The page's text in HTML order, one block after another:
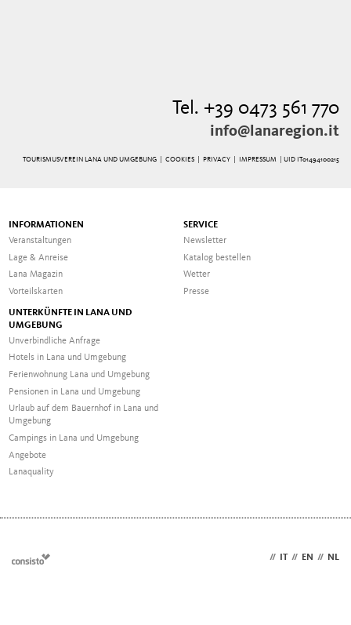
Tel. +39 0473 561 770
info@lanaregion.it
TOURISMUSVEREIN LANA UND UMGEBUNG | COOKIES| PRIVACY| IMPRESSUM | UID IT01494100215
INFORMATIONEN
Veranstaltungen
Lage & Anreise
Lana Magazin
Vorteilskarten
SERVICE
Newsletter
Katalog bestellen
Wetter
Presse
UNTERKÜNFTE IN LANA UND
UMGEBUNG
Unverbindliche Anfrage
Hotels in Lana und Umgebung
Ferienwohnung Lana und Umgebung
Pensionen in Lana und Umgebung
Urlaub auf dem Bauernhof in Lana und
Umgebung
Campings in Lana und Umgebung
Angebote
Lanaquality
// IT // EN // NL